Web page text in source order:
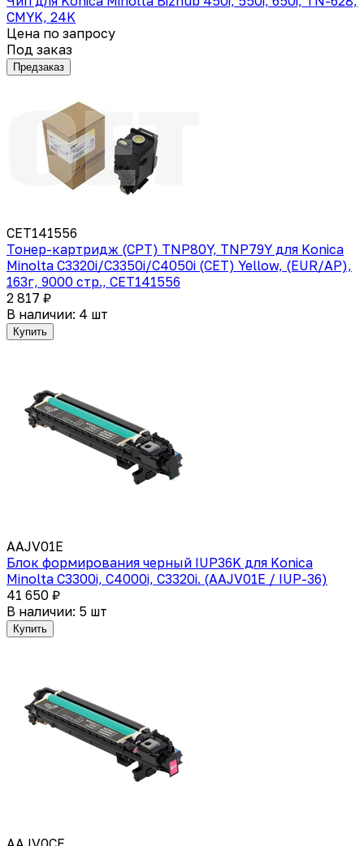
CMYK, 24K
Цена по запросу
Под заказ
Предзаказ
CET141556
Тонер-картридж (CPT) TNP80Y, TNP79Y для Konica
Minolta C3320i/C3350i/C4050i (CET) Yellow, (EUR/AP),
163г, 9000 стр., CET141556
2 817 ₽
В наличии: 4 шт
Купить
AAJV01E
Блок формирования черный IUP36K для Konica
Minolta C3300i, C4000i, C3320i. (AAJV01E / IUP-36)
41 650 ₽
В наличии: 5 шт
Купить